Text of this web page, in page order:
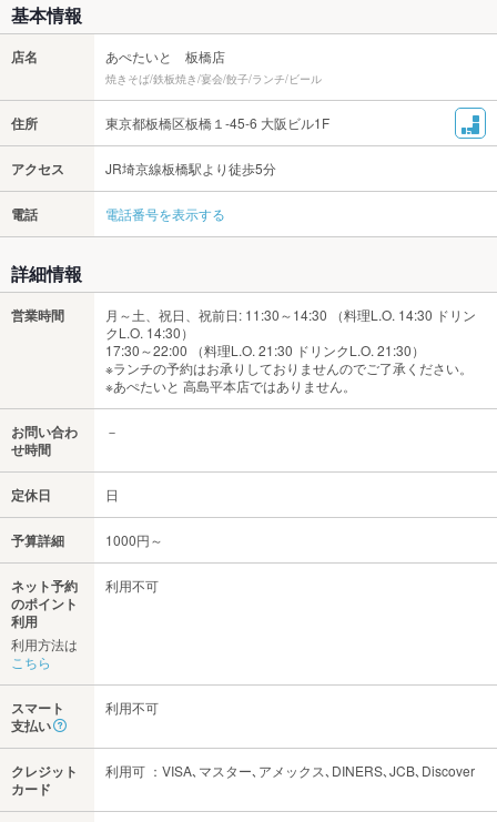
基本情報
店名 あぺたいと 板橋店
焼きそば/鉄板焼き/宴会/餃子/ランチ/ビール
住所 東京都板橋区板橋１-45-6 大阪ビル1F
アクセス JR埼京線板橋駅より徒歩5分
電話 電話番号を表示する
詳細情報
営業時間
月～土、祝日、祝前日: 11:30～14:30 （料理L.O. 14:30 ドリン
クL.O. 14:30）
17:30～22:00 （料理L.O. 21:30 ドリンクL.O. 21:30）
※ランチの予約はお承りしておりませんのでご了承ください。
※あぺたいと 高島平本店ではありません。
お問い合わ
せ時間
－
定休日 日
予算詳細 1000円～
ネット予約
のポイント
利用
利用方法は
こちら
利用不可
スマート
支払い
利用不可
クレジット
カード
利用可 ：VISA､マスター､アメックス､DINERS､JCB､Discover